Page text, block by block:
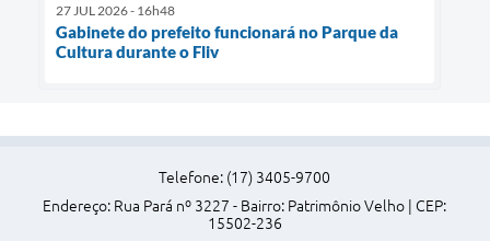
27 JUL 2026 - 16h48
Gabinete do prefeito funcionará no Parque da
Cultura durante o Fliv
Telefone: (17) 3405-9700
Endereço: Rua Pará nº 3227 - Bairro: Patrimônio Velho | CEP:
15502-236